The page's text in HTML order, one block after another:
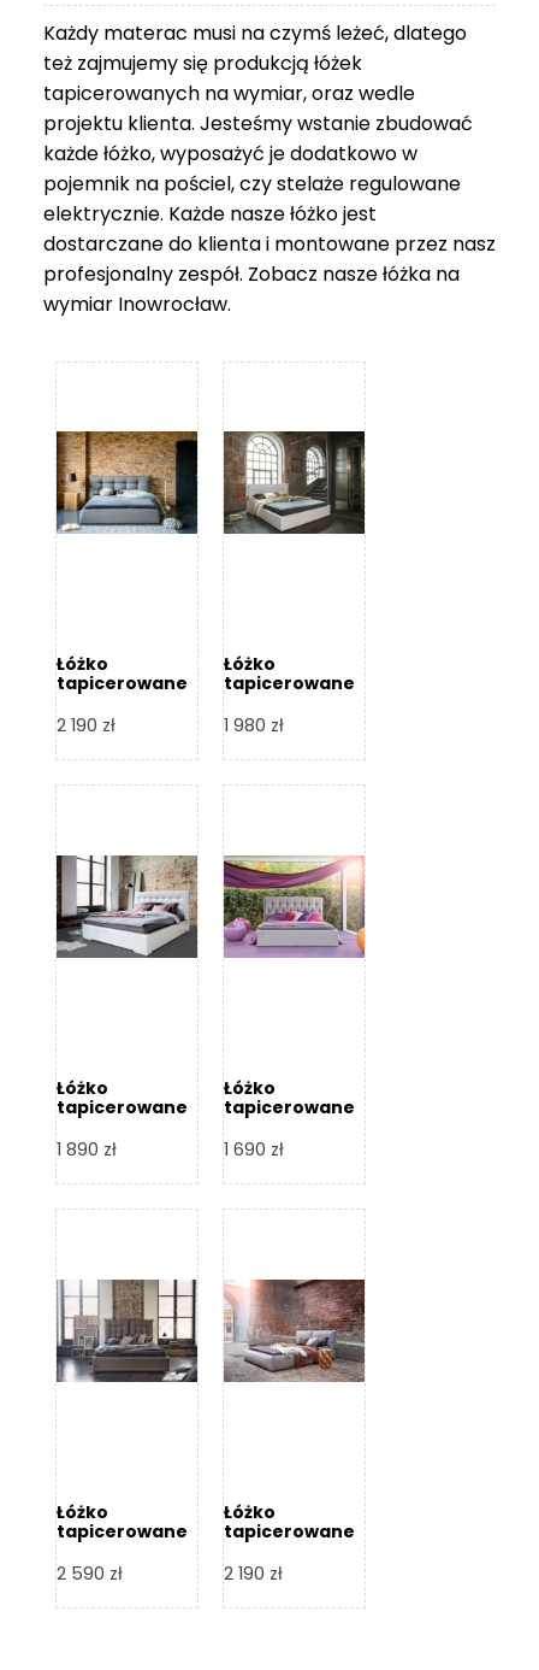
Każdy materac musi na czymś leżeć, dlatego
też zajmujemy się produkcją łóżek
tapicerowanych na wymiar, oraz wedle
projektu klienta. Jesteśmy wstanie zbudować
każde łóżko, wyposażyć je dodatkowo w
pojemnik na pościel, czy stelaże regulowane
elektrycznie. Każde nasze łóżko jest
dostarczane do klienta i montowane przez nasz
profesjonalny zespół. Zobacz naszełóżka na
wymiar Inowrocław.
Łóżko
tapicerowane
Design
2 190 zł
Łóżko
tapicerowane
Design
1 980 zł
Łóżko
tapicerowane
Design
1 890 zł
Łóżko
tapicerowane
Design
1 690 zł
Łóżko
tapicerowane
Design
2 590 zł
Łóżko
tapicerowane
Design
2 190 zł